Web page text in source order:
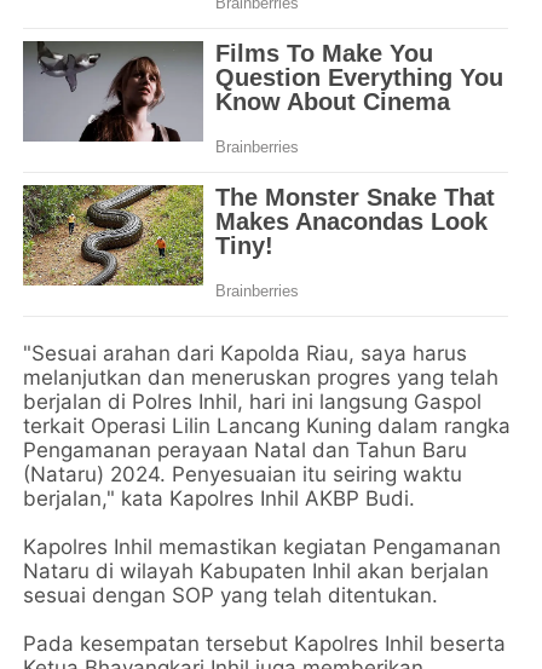
"Sesuai arahan dari Kapolda Riau, saya harus
melanjutkan dan meneruskan progres yang telah
berjalan di Polres Inhil, hari ini langsung Gaspol
terkait Operasi Lilin Lancang Kuning dalam rangka
Pengamanan perayaan Natal dan Tahun Baru
(Nataru) 2024. Penyesuaian itu seiring waktu
berjalan," kata Kapolres Inhil AKBP Budi.
Kapolres Inhil memastikan kegiatan Pengamanan
Nataru di wilayah Kabupaten Inhil akan berjalan
sesuai dengan SOP yang telah ditentukan.
Pada kesempatan tersebut Kapolres Inhil beserta